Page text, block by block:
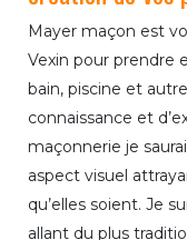
Mayer maçon est
Vexin pour prendre
bain, piscine et
connaissance et
maçonnerie je
aspect visuel
qu’elles soient. Je
allant du plus